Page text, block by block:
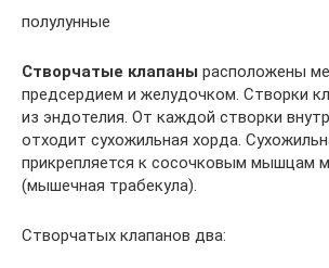
полулунные
Створчатые клапаны расположены
предсердием и желудочком. Створки
из эндотелия. От каждой створки
отходит сухожильная хорда.
прикрепляется к сосочковым мышцам
(мышечная трабекула).
Створчатых клапанов два: